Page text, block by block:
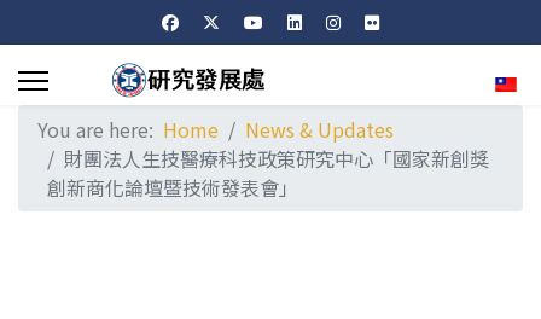
You are here: Home
News & Updates
財團法人生技醫療科技政策研究中心「國家新創獎
創新商化論壇暨技術發表會」